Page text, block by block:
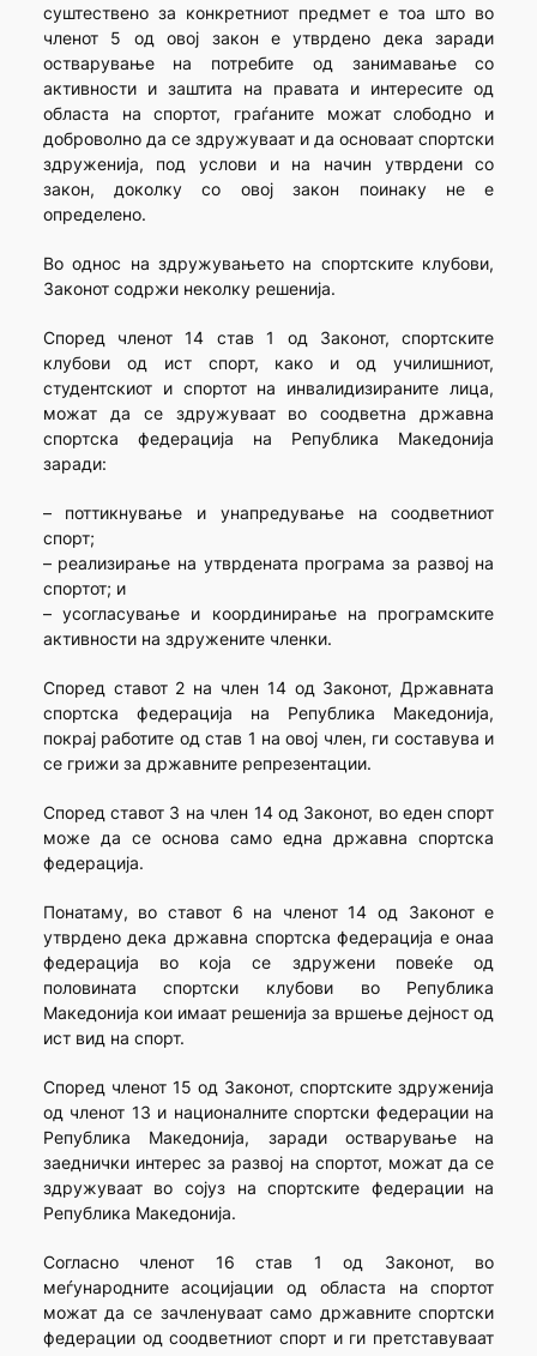
суштествено за конкретниот предмет е тоа што во
членот 5 од овој закон е утврдено дека заради
остварување на потребите од занимавање со
активности и заштита на правата и интересите од
областа на спортот, граѓаните можат слободно и
доброволно да се здружуваат и да основаат спортски
здруженија, под услови и на начин утврдени со
закон, доколку со овој закон поинаку не е
определено.
Во однос на здружувањето на спортските клубови,
Законот содржи неколку решенија.
Според членот 14 став 1 од Законот, спортските
клубови од ист спорт, како и од училишниот,
студентскиот и спортот на инвалидизираните лица,
можат да се здружуваат во соодветна државна
спортска федерација на Република Македонија
заради:
– поттикнување и унапредување на соодветниот
спорт;
– реализирање на утврдената програма за развој на
спортот; и
– усогласување и координирање на програмските
активности на здружените членки.
Според ставот 2 на член 14 од Законот, Државната
спортска федерација на Република Македонија,
покрај работите од став 1 на овој член, ги составува и
се грижи за државните репрезентации.
Според ставот 3 на член 14 од Законот, во еден спорт
може да се основа само една државна спортска
федерација.
Понатаму, во ставот 6 на членот 14 од Законот е
утврдено дека државна спортска федерација е онаа
федерација во која се здружени повеќе од
половината спортски клубови во Република
Македонија кои имаат решенија за вршење дејност од
ист вид на спорт.
Според членот 15 од Законот, спортските здруженија
од членот 13 и националните спортски федерации на
Република Македонија, заради остварување на
заеднички интерес за развој на спортот, можат да се
здружуваат во сојуз на спортските федерации на
Република Македонија.
Согласно членот 16 став 1 од Законот, во
меѓународните асоцијации од областа на спортот
можат да се зачленуваат само државните спортски
федерации од соодветниот спорт и ги претставуваат